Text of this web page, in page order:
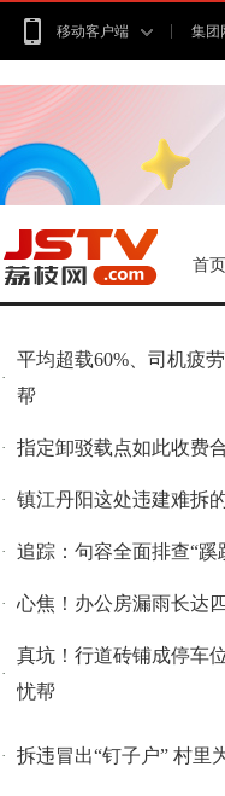
移动客户端 集团
首页
·
平均超载60%、司机疲
帮
· 指定卸驳载点如此收费
· 镇江丹阳这处违建难拆
· 追踪：句容全面排查“
· 心焦！办公房漏雨长达
·
真坑！行道砖铺成停车
忧帮
· 拆违冒出“钉子户” 村里